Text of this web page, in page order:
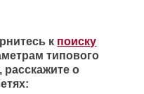
к поиску
типового
расскажите о